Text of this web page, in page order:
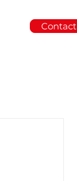
Contact